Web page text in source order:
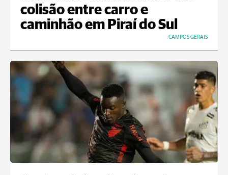
colisão entre carro e
caminhão em Piraí do Sul
CAMPOS GERAIS